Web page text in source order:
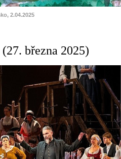
2.04.2025
března 2025)